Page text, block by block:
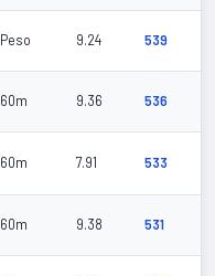
Peso 9.24 539
60m 9.36 536
60m 7.91 533
60m 9.38 531